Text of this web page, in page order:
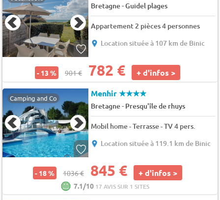
Bretagne-Guidel plages
Appartement 2 pièces 4 personnes
Location située à 107 km de Binic
- 13 % 901 € 782 € + d'infos >
Camping and Co Menhir★★★★
Bretagne- Presqu'île de rhuys
Mobil home - Terrasse - TV 4 pers.
Location située à 119.1 km de Binic
- 18 % 1036 € 845 € + d'infos >
7.1/10 17 AVIS SUR 1 SITES